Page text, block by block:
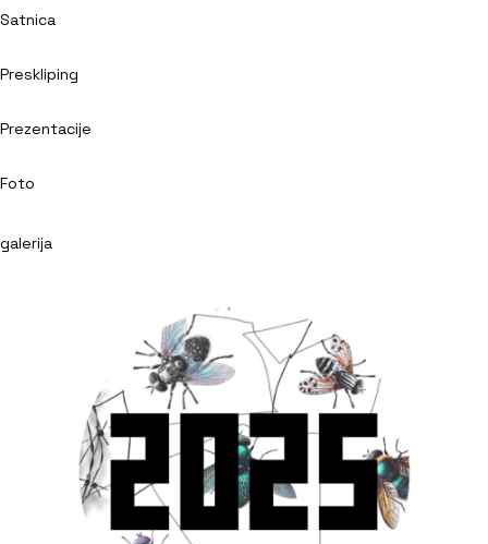
Satnica
Preskliping
Prezentacije
Foto
galerija